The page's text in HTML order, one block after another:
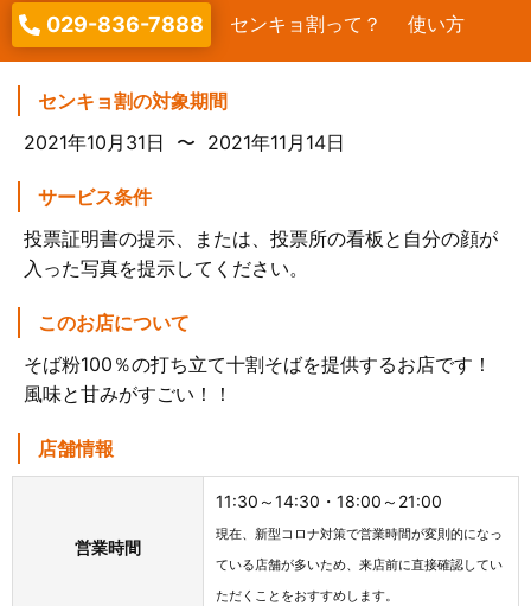
029-836-7888 センキョ割って？ 使い方
センキョ割の対象期間
2021年10月31日 〜 2021年11月14日
サービス条件
投票証明書の提示、または、投票所の看板と自分の顔が
入った写真を提示してください。
このお店について
​そば粉100％の打ち立て十割そばを提供するお店です！
風味と甘みがすごい！！
店舗情報
営業時間
11:30～14:30・18:00～21:00
現在、新型コロナ対策で営業時間が変則的になっ
ている店舗が多いため、来店前に直接確認してい
ただくことをおすすめします。